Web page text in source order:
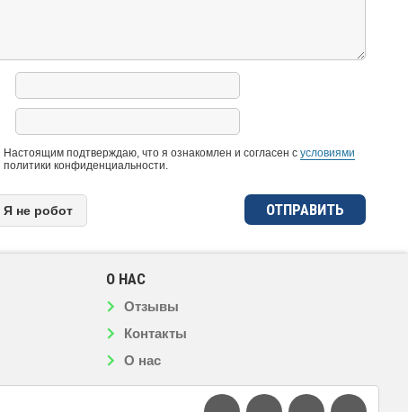
Настоящим подтверждаю, что я ознакомлен и согласен с условиями
политики конфиденциальности.
Я нe рoбoт
О НАС
Отзывы
Контакты
О нас